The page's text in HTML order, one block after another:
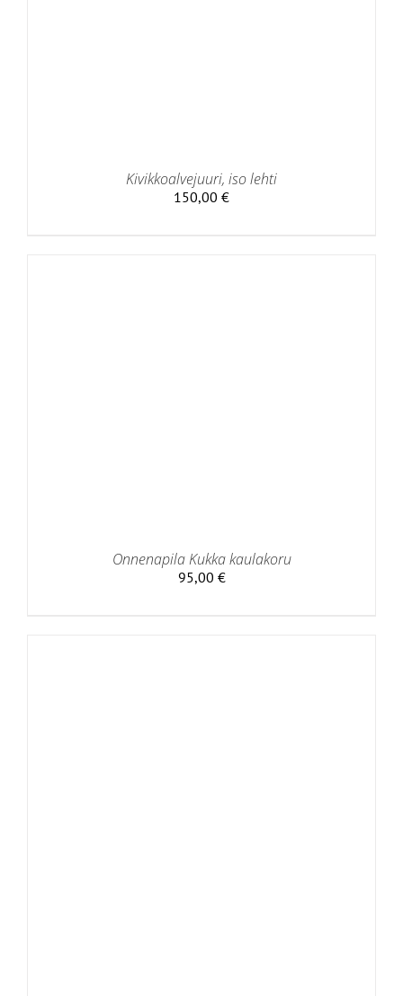
Kivikkoalvejuuri, iso lehti
150,00 €
Onnenapila Kukka kaulakoru
95,00 €